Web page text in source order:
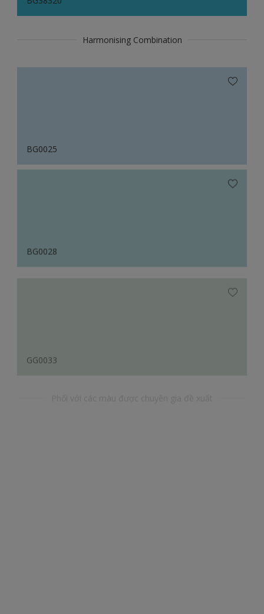
Harmonising Combination
BG0025
BG0028